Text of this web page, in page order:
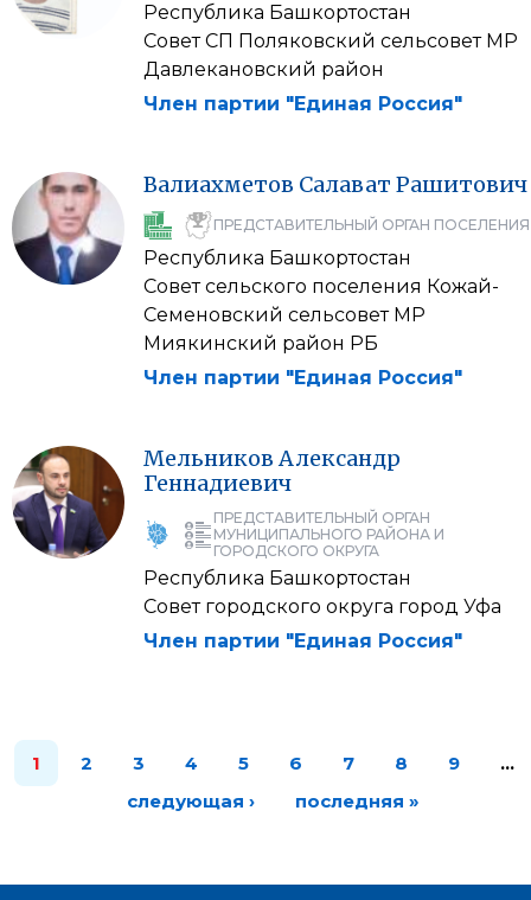
Республика Башкортостан
Совет СП Поляковский сельсовет МР
Давлекановский район
Член партии "Единая Россия"
Валиахметов Салават Рашитович
ПРЕДСТАВИТЕЛЬНЫЙ ОРГАН ПОСЕЛЕНИЯ
Республика Башкортостан
Совет сельского поселения Кожай-
Семеновский сельсовет МР
Миякинский район РБ
Член партии "Единая Россия"
Мельников Александр
Геннадиевич
ПРЕДСТАВИТЕЛЬНЫЙ ОРГАН
МУНИЦИПАЛЬНОГО РАЙОНА И
ГОРОДСКОГО ОКРУГА
Республика Башкортостан
Совет городского округа город Уфа
Член партии "Единая Россия"
1 2 3 4 5 6 7 8 9
…
следующая ›
последняя »